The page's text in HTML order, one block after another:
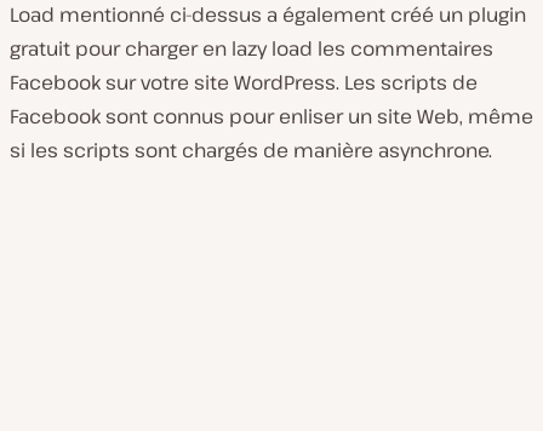
Load mentionné ci-dessus a également créé un plugin
gratuit pour charger en lazy load les commentaires
Facebook sur votre site WordPress. Les scripts de
Facebook sont connus pour enliser un site Web, même
si les scripts sont chargés de manière asynchrone.